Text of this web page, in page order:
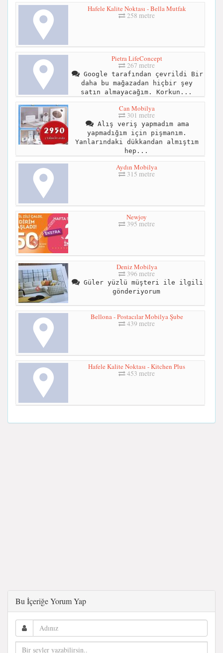
Hafele Kalite Noktası - Bella Mutfak
258 metre
Pietra LifeConcept
267 metre
Google tarafından çevrildi Bir
daha bu mağazadan hiçbir şey
satın almayacağım. Korkun...
Can Mobilya
301 metre
Alış veriş yapmadım ama
yapmadığım için pişmanım.
Yanlarındaki dükkandan almıştım
hep...
Aydın Mobilya
315 metre
Newjoy
395 metre
Deniz Mobilya
396 metre
Güler yüzlü müşteri ile ilgili
gönderiyorum
Bellona - Postacılar Mobilya Şube
439 metre
Hafele Kalite Noktası - Kitchen Plus
453 metre
Bu İçeriğe Yorum Yap